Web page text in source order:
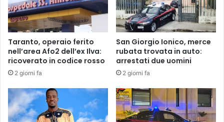
o
n
e
c
o
n
o
S
M
A
U
R
T
I
E
D
T
E
R
R
A
Taranto, operaio ferito
nell’area Afo2 dell’ex Ilva:
ricoverato in codice rosso
2 giorni fa
San Giorgio Ionico, merce
rubata trovata in auto:
arrestati due uomini
2 giorni fa